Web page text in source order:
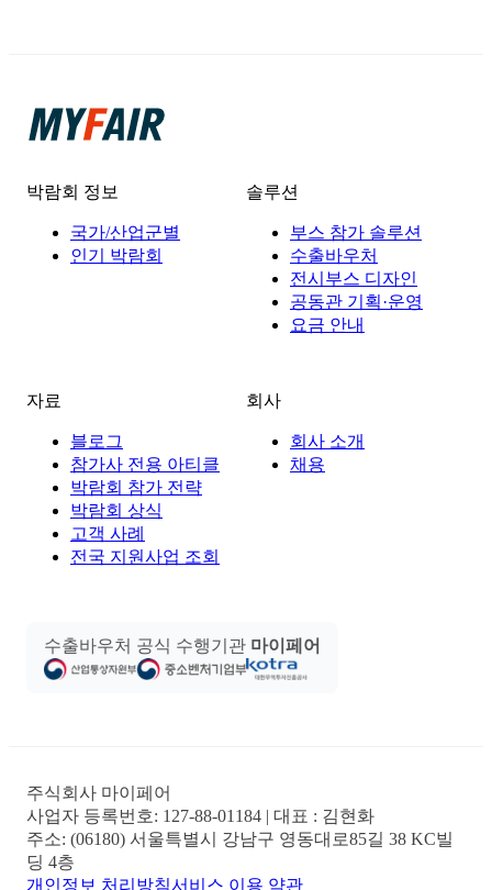
박람회 정보
국가/산업군별
인기 박람회
솔루션
부스 참가 솔루션
수출바우처
전시부스 디자인
공동관 기획·운영
요금 안내
자료
블로그
참가사 전용 아티클
박람회 참가 전략
박람회 상식
고객 사례
전국 지원사업 조회
회사
회사 소개
채용
수출바우처 공식 수행기관 마이페어
주식회사 마이페어
사업자 등록번호: 127-88-01184 | 대표 : 김현화
주소: (06180) 서울특별시 강남구 영동대로85길 38 KC빌
딩 4층
개인정보 처리방침서비스 이용 약관